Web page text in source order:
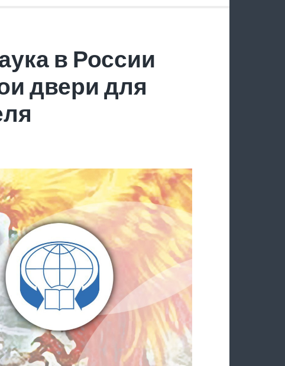
в России
двери для